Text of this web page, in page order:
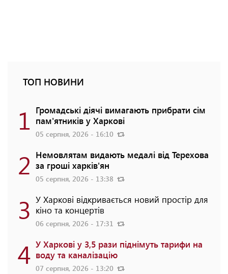
ТОП НОВИНИ
1 Громадські діячі вимагають прибрати сім
пам'ятників у Харкові
05 серпня, 2026 - 16:10
2 Немовлятам видають медалі від Терехова
за гроші харків'ян
05 серпня, 2026 - 13:38
3 У Харкові відкривається новий простір для
кіно та концертів
06 серпня, 2026 - 17:31
4 У Харкові у 3,5 рази піднімуть тарифи на
воду та каналізацію
07 серпня, 2026 - 13:20